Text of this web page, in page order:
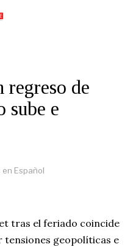
de
sube e
en Español
tras el feriado coincide
geopolíticas e